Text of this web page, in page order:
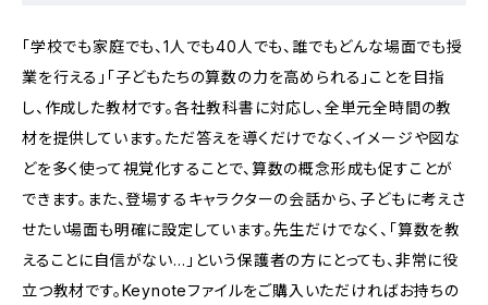
「学校でも家庭でも、1人でも40人でも、誰でもどんな場面でも授
業を行える」「子どもたちの算数の力を高められる」ことを目指
し、作成した教材です。各社教科書に対応し、全単元全時間の教
材を提供しています。ただ答えを導くだけでなく、イメージや図な
どを多く使って視覚化することで、算数の概念形成も促すことが
できます。また、登場するキャラクターの会話から、子どもに考えさ
せたい場面も明確に設定しています。先生だけでなく、「算数を教
えることに自信がない…」という保護者の方にとっても、非常に役
立つ教材です。Keynoteファイルをご購入いただければお持ちの